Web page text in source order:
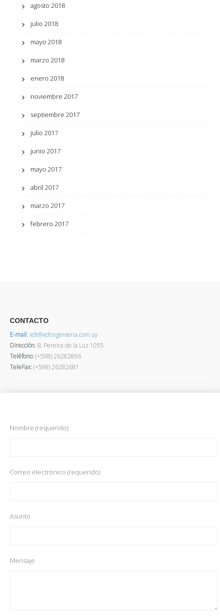
agosto 2018
julio 2018
mayo 2018
marzo 2018
enero 2018
noviembre 2017
septiembre 2017
julio 2017
junio 2017
mayo 2017
abril 2017
marzo 2017
febrero 2017
CONTACTO
E-mail:xdt@xdtingenieria.com.uy
Dirección: B. Pereira de la Luz 1055
Teléfono:(+598) 26282896
TeleFax:(+598) 26282681
Nombre (requerido)
Correo electrónico (requerido)
Asunto
Mensaje